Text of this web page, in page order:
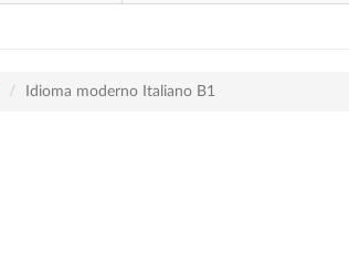
Idioma moderno Italiano B1